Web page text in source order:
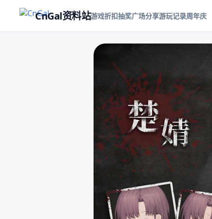
CnGal资料站游戏折扣抽奖广场分享游玩记录周年庆